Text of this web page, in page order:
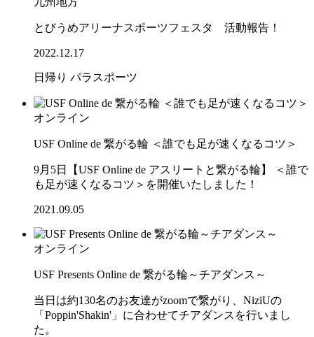
とびうめアリーナスポーツフェスタ 活動報告！
2022.12.17
日帰り パラスポーツ
オンライン
USF Online de 繋がる輪 ＜誰でも足が速くなるコツ＞
9月5日【USF Online de アスリートと繋がる輪】 ＜誰で
も足が速くなるコツ＞を開催いたしました！
2021.09.05
オンライン
USF Presents Online de 繋がる輪～チアダンス～
当日は約130名のお友達がzoomで繋がり、NiziUの
「Poppin'Shakin'」に合わせてチアダンスを行いまし
た。